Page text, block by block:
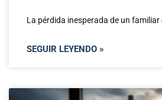
La pérdida inesperada de un familiar
SEGUIR LEYENDO »